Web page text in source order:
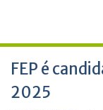
FEP é
2025